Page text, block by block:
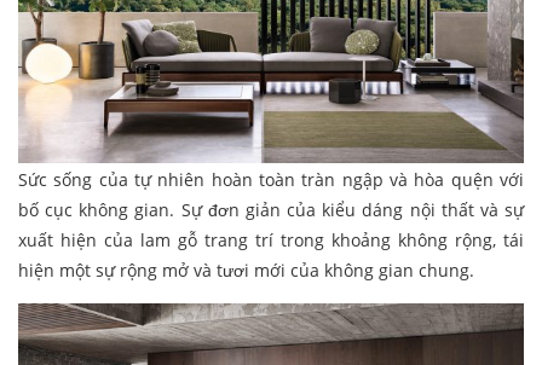
Sức sống của tự nhiên hoàn toàn tràn ngập và hòa quện với
bố cục không gian. Sự đơn giản của kiểu dáng nội thất và sự
xuất hiện của lam gỗ trang trí trong khoảng không rộng, tái
hiện một sự rộng mở và tươi mới của không gian chung.